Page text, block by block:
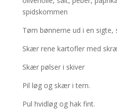
spidskommen
Tøm bønnerne ud i en sigte,
Skær rene kartofler med
Skær pølser i skiver
Pil løg og skær i tern.
Pul hvidløg og hak fint.